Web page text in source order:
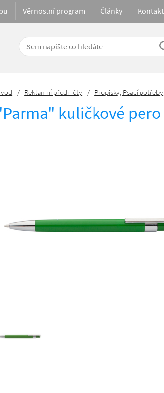
Věrnostní program Články Kontakt
/ Reklamní předměty / Propisky, Psací potřeby
kuličkové pero